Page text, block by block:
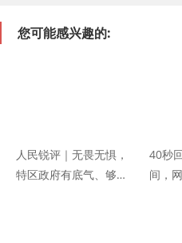
您可能感兴趣的:
人民锐评｜无畏无惧，
特区政府有底气、够硬
40秒
间，